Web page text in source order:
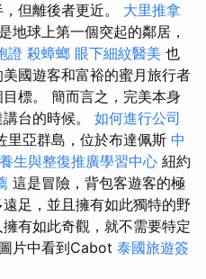
但離後者更近。 大里推拿
地球上第一個突起的鄰居，
證 殺蟑螂 眼下細紋醫美 也
國遊客和富裕的蜜月旅行者
標。 簡而言之，完美本身
台的時候。 如何進行公司
里亞群島，位於布達佩斯 中
養生與整復推廣學習中心 紐約
這是冒險，背包客遊客的極
足，並且擁有如此獨特的野
有如此奇觀，就不需要特定
片中看到Cabot 泰國旅遊簽